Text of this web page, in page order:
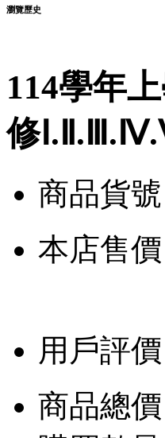
瀏覽歷史
114學年
修
商品貨
本店售價
用戶評價
商品總價